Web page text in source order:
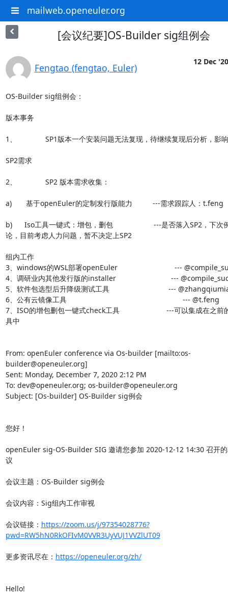
mailweb.openeuler.org
[会议纪要]OS-Builder sig组例会
Fengtao (fengtao, Euler)
12 Dec '20
OS-Builder sig组例会：
版本事务
1、              SP1版本一个安装问题无法复现，待继续复现后分析，影
SP2需求
2、              SP2 版本需求收集：
a)       基于openEuler的定制发行版能力          ---需求跟踪人：t.feng
b)      Iso工具一键式：增包，删包                    ---是否落入SP2，下次
论，目前考虑人力问题，暂不决定上SP2
组内工作
3、windows的WSL部署openEuler                            ---
4、调研业内其他发行版的installer                           ---
5、软件包选型后升降级测试工具                             ---
6、公有云镜像工具                                                         --- @t.feng
7、ISO的增包删包一键式check工具                       ---可以集成在之前
具中
From: openEuler conference via Os-builder [mailto:os-
builder@openeuler.org]
Sent: Monday, December 7, 2020 2:12 PM
To: dev@openeuler.org; os-builder@openeuler.org
Subject: [Os-builder] OS-Builder sig例会
您好！
openEuler sig-OS-Builder SIG 邀请您参加 2020-12-12 14:30 召开
议
会议主题：OS-Builder sig例会
会议内容：Sig组内工作审视
会议链接： https://zoom.us/j/97354028776?
pwd=RW5hN0RkOFIvM0VVR3UyVUJ1VVZlUT09
更多资讯尽在： https://openeuler.org/zh/
Hello!